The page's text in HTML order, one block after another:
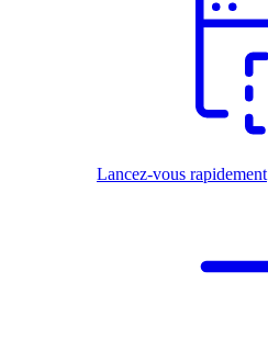
Lancez-vous rapidement